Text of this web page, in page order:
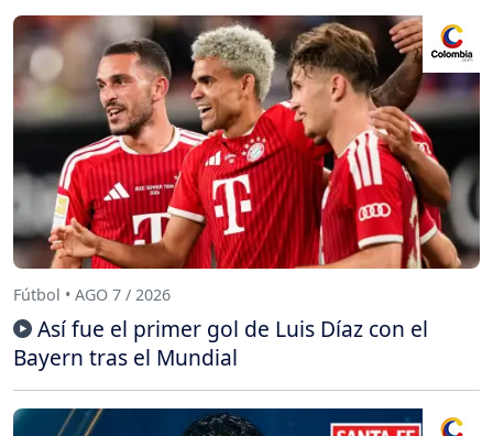
Fútbol • AGO 7 / 2026
Así fue el primer gol de Luis Díaz con el
Bayern tras el Mundial